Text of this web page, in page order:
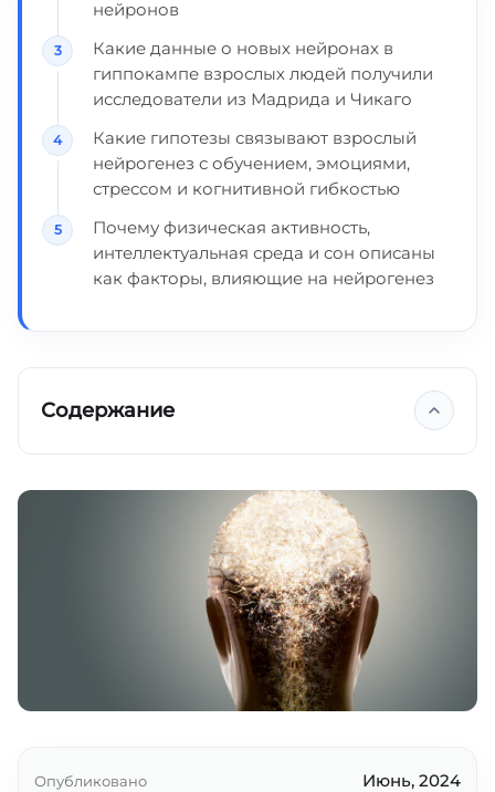
нейронов
Какие данные о новых нейронах в
гиппокампе взрослых людей получили
исследователи из Мадрида и Чикаго
Какие гипотезы связывают взрослый
нейрогенез с обучением, эмоциями,
стрессом и когнитивной гибкостью
Почему физическая активность,
интеллектуальная среда и сон описаны
как факторы, влияющие на нейрогенез
Содержание
Новые нейроны для новых песен
Дешевый и надежный метод
Последние исследования
Зачем это нужно мозгу?
Ключевые выводы
Опубликовано Июнь, 2024